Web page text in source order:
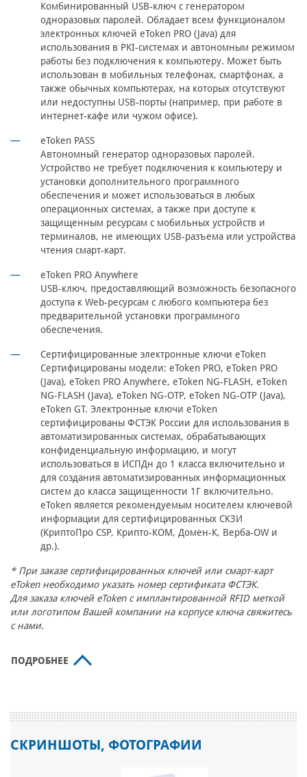
Комбинированный USB-ключ с генератором
одноразовых паролей. Обладает всем функционалом
электронных ключей eToken PRO (Java) для
использования в PKI-системах и автономным режимом
работы без подключения к компьютеру. Может быть
использован в мобильных телефонах, смартфонах, а
также обычных компьютерах, на которых отсутствуют
или недоступны USB-порты (например, при работе в
интернет-кафе или чужом офисе).
eToken PASS
Автономный генератор одноразовых паролей.
Устройство не требует подключения к компьютеру и
установки дополнительного программного
обеспечения и может использоваться в любых
операционных системах, а также при доступе к
защищенным ресурсам с мобильных устройств и
терминалов, не имеющих USB-разъема или устройства
чтения смарт-карт.
eToken PRO Anywhere
USB-ключ, предоставляющий возможность безопасного
доступа к Web-ресурсам с любого компьютера без
предварительной установки программного
обеспечения.
Сертифицированные электронные ключи eToken
Сертифицированы модели: eToken PRO, eToken PRO
(Java), eToken PRO Anywhere, eToken NG-FLASH, eToken
NG-FLASH (Java), eToken NG-OTP, eToken NG-OTP (Java),
eToken GT. Электронные ключи eToken
сертифицированы ФСТЭК России для использования в
автоматизированных системах, обрабатывающих
конфиденциальную информацию, и могут
использоваться в ИСПДн до 1 класса включительно и
для создания автоматизированных информационных
систем до класса защищенности 1Г включительно.
eToken является рекомендуемым носителем ключевой
информации для сертифицированных СКЗИ
(КриптоПро CSP, Крипто-КОМ, Домен-К, Верба-OW и
др.).
* При заказе сертифицированных ключей или смарт-карт
eToken необходимо указать номер сертификата ФСТЭК.
Для заказа ключей eToken с имплантированной RFID меткой
или логотипом Вашей компании на корпусе ключа свяжитесь
с нами.
ПОДРОБНЕЕ
СКРИНШОТЫ, ФОТОГРАФИИ